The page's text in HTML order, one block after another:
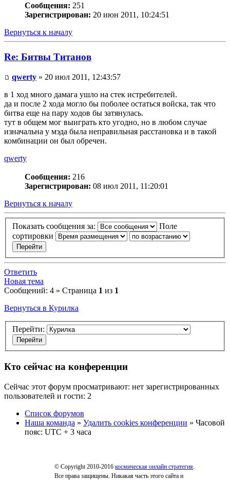
Сообщения: 251
Зарегистрирован: 20 июн 2011, 10:24:51
Вернуться к началу
Re: Битвы Титанов
qwerty » 20 июл 2011, 12:43:57
в 1 ход много дамага ушло на стек истребителей.
да и после 2 хода могло бы поболее остаться войска, так что
битва еще на пару ходов бы затянулась.
тут в общем мог выиграть кто угодно, но в любом случае
изначальна у мэда была неправильная расстановка и в такой
комбинации он был обречен.
qwerty
Сообщения: 216
Зарегистрирован: 08 июл 2011, 11:20:01
Вернуться к началу
Показать сообщения за:
Поле
сортировки
Ответить
Новая тема
Сообщений: 4 » Страница 1 из 1
Вернуться в Курилка
Перейти:
Кто сейчас на конференции
Сейчас этот форум просматривают: нет зарегистрированных
пользователей и гости: 2
Список форумов
Наша команда » Удалить cookies конференции » Часовой
пояс: UTC + 3 часа
© Copyright 2010-2016 космическая онлайн стратегия
Все права защищены. Никакая часть этого сайта и